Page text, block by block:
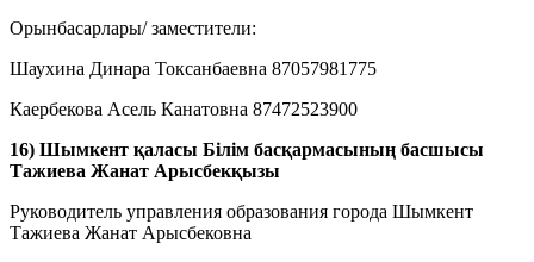
Орынбасарлары/ заместители:
Шаухина Динара Токсанбаевна 87057981775
Каербекова Асель Канатовна 87472523900
16) Шымкент қаласы Білім басқармасының басшысы
Тажиева Жанат Арысбекқызы
Руководитель управления образования города Шымкент
Тажиева Жанат Арысбековна